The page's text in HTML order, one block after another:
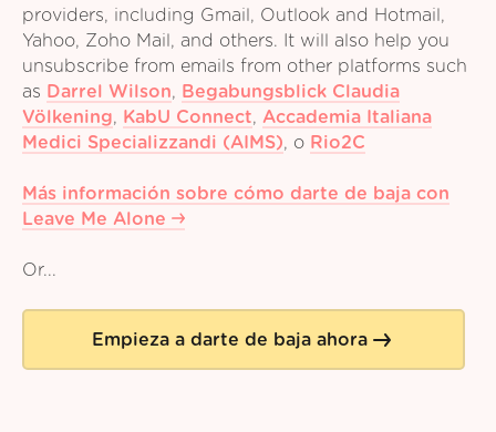
providers, including Gmail, Outlook and Hotmail,
Yahoo, Zoho Mail, and others. It will also help you
unsubscribe from emails from other platforms such
as Darrel Wilson, Begabungsblick Claudia
Völkening, KabU Connect, Accademia Italiana
Medici Specializzandi (AIMS), o Rio2C
Más información sobre cómo darte de baja con
Leave Me Alone
Or...
Empieza a darte de baja ahora